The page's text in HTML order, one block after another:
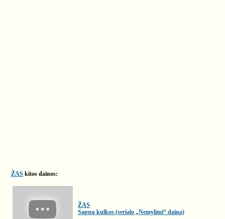
ŽAS kitos dainos:
ŽAS
Sapnų kulkos (serialo „Nemylimi“ daina)